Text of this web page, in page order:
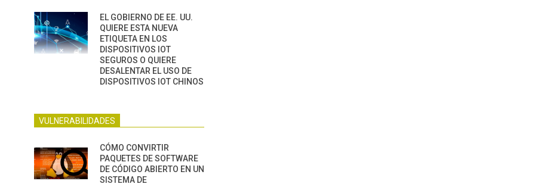
EL GOBIERNO DE EE. UU.
QUIERE ESTA NUEVA
ETIQUETA EN LOS
DISPOSITIVOS IOT
SEGUROS O QUIERE
DESALENTAR EL USO DE
DISPOSITIVOS IOT CHINOS
VULNERABILIDADES
CÓMO CONVIRTIR
PAQUETES DE SOFTWARE
DE CÓDIGO ABIERTO EN UN
SISTEMA DE